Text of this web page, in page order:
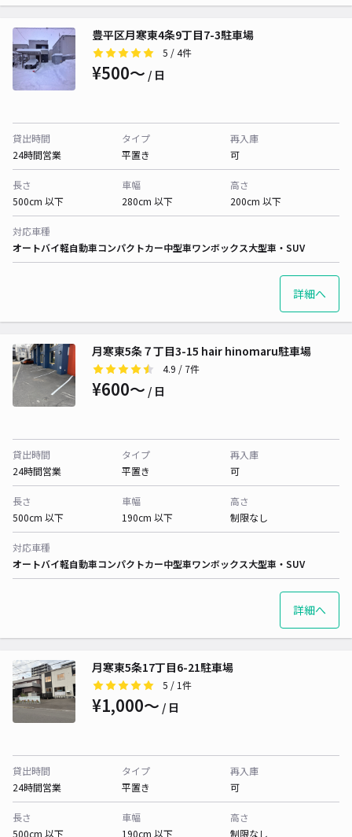
豊平区月寒東4条9丁目7-3駐車場
5 / 4件
¥500〜 / 日
貸出時間
24時間営業
タイプ
平置き
再入庫
可
長さ
500cm 以下
車幅
280cm 以下
高さ
200cm 以下
対応車種
オートバイ軽自動車コンパクトカー中型車ワンボックス大型車・SUV
詳細へ
月寒東5条７丁目3-15 hair hinomaru駐車場
4.9 / 7件
¥600〜 / 日
貸出時間
24時間営業
タイプ
平置き
再入庫
可
長さ
500cm 以下
車幅
190cm 以下
高さ
制限なし
対応車種
オートバイ軽自動車コンパクトカー中型車ワンボックス大型車・SUV
詳細へ
月寒東5条17丁目6-21駐車場
5 / 1件
¥1,000〜 / 日
貸出時間
24時間営業
タイプ
平置き
再入庫
可
長さ
500cm 以下
車幅
190cm 以下
高さ
制限なし